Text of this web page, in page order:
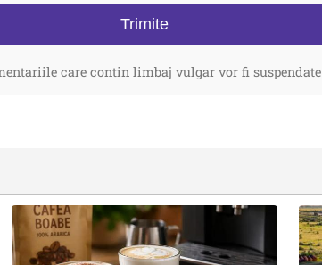
Trimite
care contin limbaj vulgar vor fi suspendate